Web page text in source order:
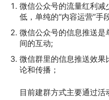
微信公众号的流量红利减
低，单纯的“内容运营”手
微信公众号的信息推送是
间的互动;
微信群里的信息推送效
论和传播；
目前建群方式主要通过